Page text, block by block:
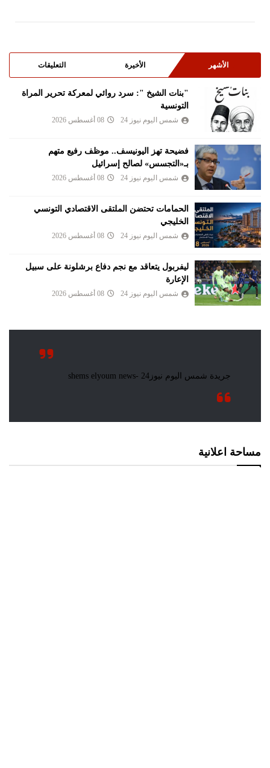
الأشهر الأخيرة التعليقات
"بنات الشيخ ": سرد روائي لمعركة تحرير المراة
التونسية
شمس اليوم نيوز 24 08 أغسطس 2026
فضيحة تهز اليونيسف.. موظف رفيع متهم
بـ«التجسس» لصالح إسرائيل
شمس اليوم نيوز 24 08 أغسطس 2026
الحمامات تحتضن الملتقى الاقتصادي التونسي
الخليجي
شمس اليوم نيوز 24 08 أغسطس 2026
ليفربول يتعاقد مع نجم دفاع برشلونة على سبيل
الإعارة
شمس اليوم نيوز 24 08 أغسطس 2026
مساحة اعلانية